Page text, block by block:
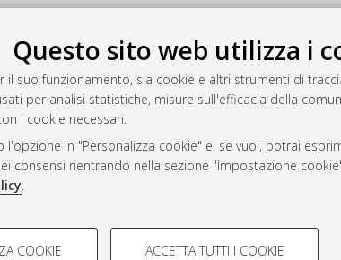
Questo sito web utilizza i
suo funzionamento, sia cookie e altri strumenti di
per analisi statistiche, misure sull'efficacia della
i cookie necessari.
in "Personalizza cookie" e, se vuoi, potrai
consensi rientrando nella sezione "Impostazione
.
COOKIE TECNICI
COOKIE ACCETTA TUTTI I COOKIE
R3P19R
da
AlmaDL